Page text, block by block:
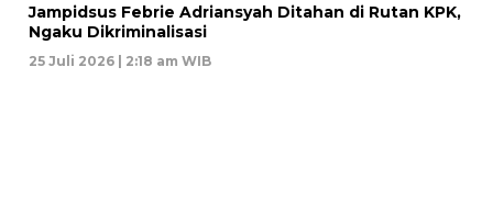
Jampidsus Febrie Adriansyah Ditahan di Rutan KPK,
Ngaku Dikriminalisasi
25 Juli 2026 | 2:18 am WIB